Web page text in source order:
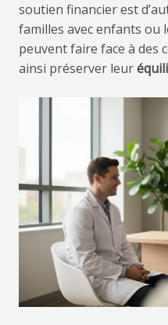
soutien financier est
familles avec enfants ou
peuvent faire face à des
ainsi préserver leur